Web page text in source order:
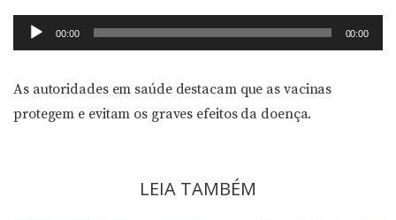
Tocador
de
00:00 00:00
As autoridades em saúde destacam que as vacinas
protegem e evitam os graves efeitos da doença.
LEIA TAMBÉM